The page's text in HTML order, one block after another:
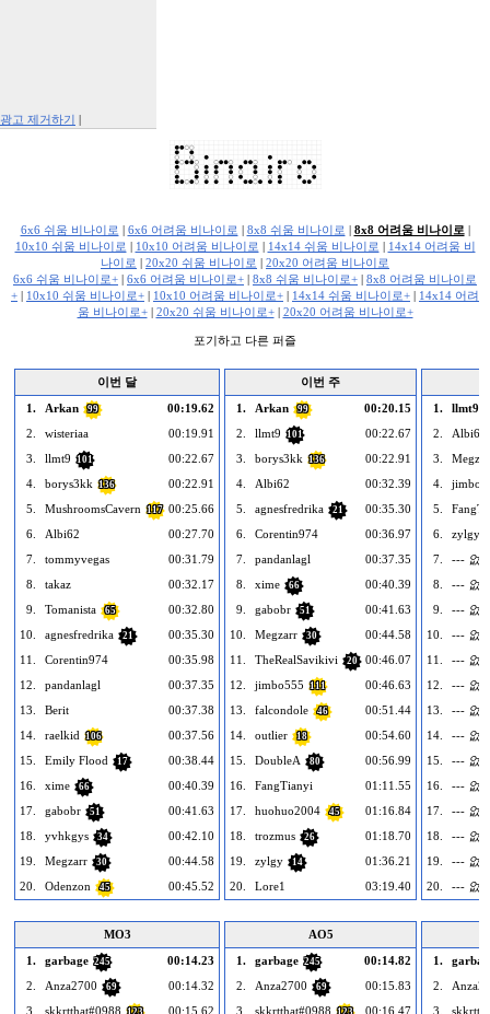
광고 제거하기 |
6x6 쉬움 비나이로 | 6x6 어려움 비나이로 | 8x8 쉬움 비나이로 | 8x8 어려움 비나이로 |
10x10 쉬움 비나이로 | 10x10 어려움 비나이로 | 14x14 쉬움 비나이로 | 14x14 어려움 비
나이로 | 20x20 쉬움 비나이로 | 20x20 어려움 비나이로
6x6 쉬움 비나이로+ | 6x6 어려움 비나이로+ | 8x8 쉬움 비나이로+ | 8x8 어려움 비나이로
+ | 10x10 쉬움 비나이로+ | 10x10 어려움 비나이로+ | 14x14 쉬움 비나이로+ | 14x14 어려
움 비나이로+| 20x20 쉬움 비나이로+| 20x20 어려움 비나이로+
포기하고 다른 퍼즐
이번 달
1.
Arkan 99
00:19.62
2.
wisteriaa
00:19.91
3.
llmt9 101
00:22.67
4.
borys3kk 136
00:22.91
5.
MushroomsCavern 117 00:25.66
6.
Albi62
00:27.70
7.
tommyvegas
00:31.79
8.
takaz
00:32.17
9.
Tomanista 65
00:32.80
10.
agnesfredrika 21
00:35.30
11.
Corentin974
00:35.98
12.
pandanlagl
00:37.35
13.
Berit
00:37.38
14.
raelkid 106
00:37.56
15.
Emily Flood 17
00:38.44
16.
xime 66
00:40.39
17.
gabobr 51
00:41.63
18.
yvhkgys 34
00:42.10
19.
Megzarr 30
00:44.58
20.
Odenzon 45 00:45.52
이번 주
1.
Arkan 99
00:20.15
2.
llmt9 101
00:22.67
3.
borys3kk 136
00:22.91
4.
Albi62
00:32.39
5.
agnesfredrika 21
00:35.30
6.
Corentin974
00:36.97
7.
pandanlagl
00:37.35
8.
xime 66
00:40.39
9.
gabobr 51
00:41.63
10.
Megzarr 30
00:44.58
11.
TheRealSavikivi 20
00:46.07
12.
jimbo555 111
00:46.63
13.
falcondole 46
00:51.44
14.
outlier 18
00:54.60
15.
DoubleA 80
00:56.99
16.
FangTianyi
01:11.55
17.
huohuo2004 45
01:16.84
18.
trozmus 26
01:18.70
19.
zylgy 14
01:36.21
20.
Lore1 03:19.40
1. llmt9
2.
Albi62
3.
4.
5.
6.
zylgy
7.
--- 없
8.
--- 없
9.
--- 없
10.
--- 없
11.
--- 없
12.
--- 없
13.
--- 없
14.
--- 없
15.
--- 없
16.
--- 없
17.
--- 없
18.
--- 없
19.
--- 없
20.
--- 없
MO3
1.
garbage 245
00:14.23
2.
Anza2700 69
00:14.32
3.
skkrtthat#0988 123
00:15.62
AO5
1.
garbage 245
00:14.82
2.
Anza2700 69
00:15.83
3.
skkrtthat#0988 123
00:16.47
1.
2.
3.